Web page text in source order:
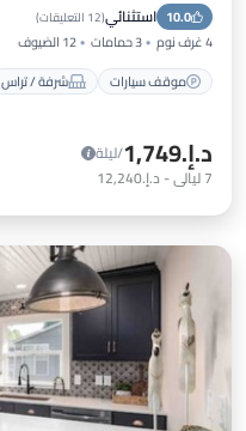
10.0 استثنائي(12 التعليقات )
4 غرف نوم 3 حمامات
12 الضيوف
موقف سيارات
شرفة / تراس
مكيف هواء
د.إ.‏1,749
/ليلة
7ليالي- د.إ.‏12,240